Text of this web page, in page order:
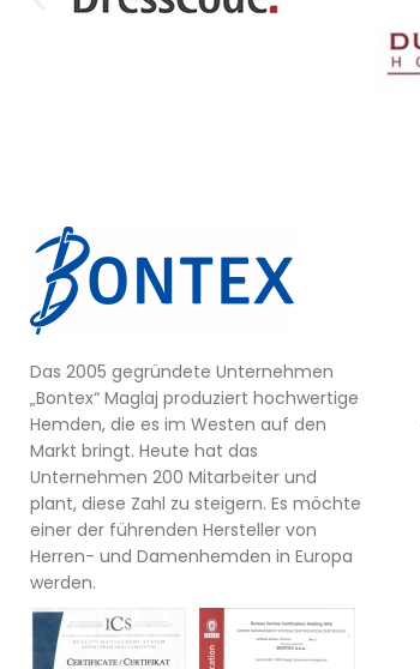
Das 2005 gegründete Unternehmen
„Bontex“ Maglaj produziert hochwertige
Hemden, die es im Westen auf den
Markt bringt. Heute hat das
Unternehmen 200 Mitarbeiter und
plant, diese Zahl zu steigern. Es möchte
einer der führenden Hersteller von
Herren- und Damenhemden in Europa
werden.